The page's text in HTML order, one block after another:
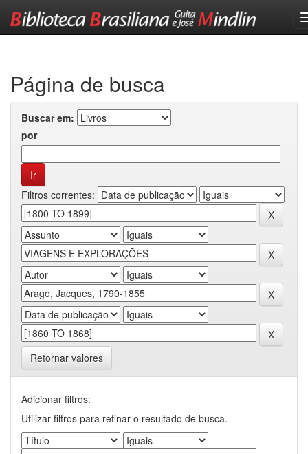
Página de busca
Buscar em:
por
Filtros correntes:
Retornar valores
Adicionar filtros:
Utilizar filtros para refinar o resultado de busca.